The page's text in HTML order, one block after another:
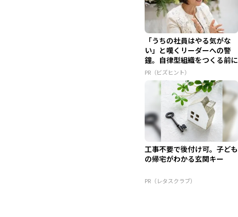
「うちの社員はやる気がな
い」と嘆くリーダーへの警
鐘。自律型組織をつくる前に
外せな...
PR（ビズヒント）
工事不要で後付け可。子ども
の帰宅がわかる玄関キー
PR（レタスクラブ）